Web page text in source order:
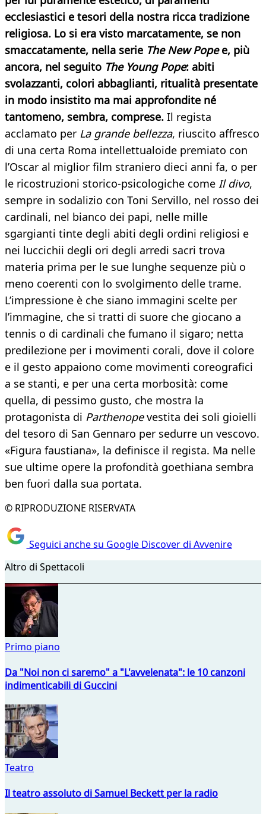
ecclesiastici e tesori della nostra ricca tradizione
religiosa. Lo si era visto marcatamente, se non
smaccatamente, nella serie The New Popee, più
ancora, nel seguito The Young Pope: abiti
svolazzanti, colori abbaglianti, ritualità presentate
in modo insistito ma mai approfondite né
tantomeno, sembra, comprese. Il regista
acclamato per La grande bellezza, riuscito affresco
di una certa Roma intellettualoide premiato con
l’Oscar al miglior film straniero dieci anni fa, o per
le ricostruzioni storico-psicologiche come Il divo,
sempre in sodalizio con Toni Servillo, nel rosso dei
cardinali, nel bianco dei papi, nelle mille
sgargianti tinte degli abiti degli ordini religiosi e
nei luccichii degli ori degli arredi sacri trova
materia prima per le sue lunghe sequenze più o
meno coerenti con lo svolgimento delle trame.
L’impressione è che siano immagini scelte per
l’immagine, che si tratti di suore che giocano a
tennis o di cardinali che fumano il sigaro; netta
predilezione per i movimenti corali, dove il colore
e il gesto appaiono come movimenti coreografici
a se stanti, e per una certa morbosità: come
quella, di pessimo gusto, che mostra la
protagonista di Parthenopevestita dei soli gioielli
del tesoro di San Gennaro per sedurre un vescovo.
«Figura faustiana», la definisce il regista. Ma nelle
sue ultime opere la profondità goethiana sembra
ben fuori dalla sua portata.
© RIPRODUZIONE RISERVATA
Seguici anche su Google Discover di Avvenire
Altro di Spettacoli
Primo piano
Da "Noi non ci saremo" a "L'avvelenata": le 10 canzoni
indimenticabili di Guccini
Teatro
Il teatro assoluto di Samuel Beckett per la radio